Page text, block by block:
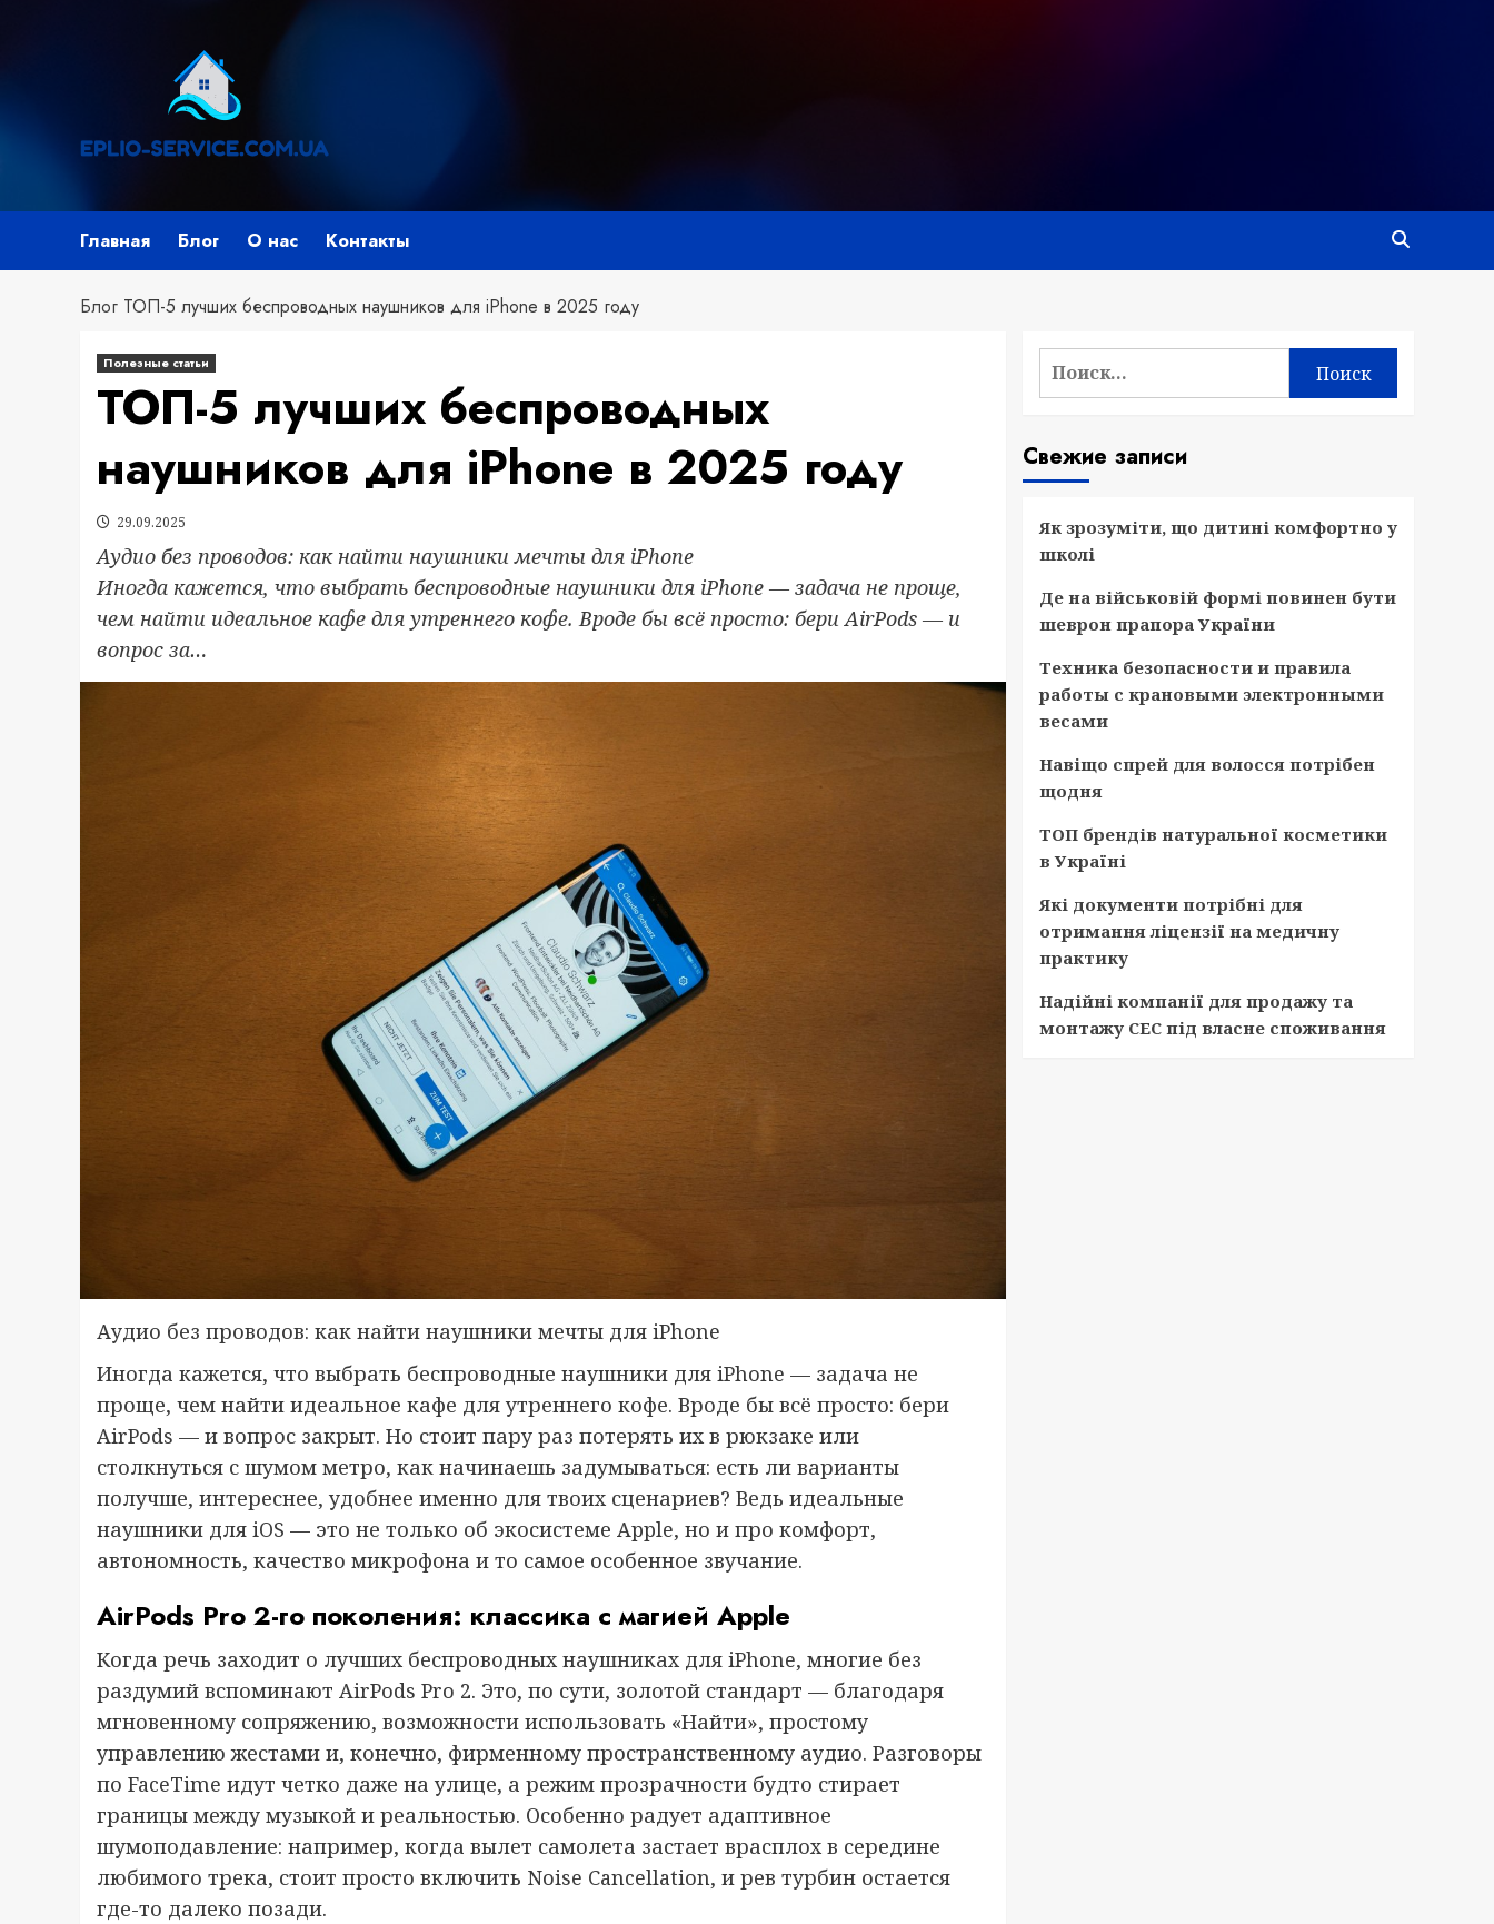
Главная Блог О нас Контакты
Блог ТОП-5 лучших беспроводных наушников для iPhone в 2025 году
Полезные статьи
ТОП-5 лучших беспроводных
наушников для iPhone в 2025 году
29.09.2025
Аудио без проводов: как найти наушники мечты для iPhone
Иногда кажется, что выбрать беспроводные наушники для iPhone — задача не проще,
чем найти идеальное кафе для утреннего кофе. Вроде бы всё просто: бери AirPods — и
вопрос за…
Аудио без проводов: как найти наушники мечты для iPhone
Иногда кажется, что выбрать беспроводные наушники для iPhone — задача не
проще, чем найти идеальное кафе для утреннего кофе. Вроде бы всё просто: бери
AirPods — и вопрос закрыт. Но стоит пару раз потерять их в рюкзаке или
столкнуться с шумом метро, как начинаешь задумываться: есть ли варианты
получше, интереснее, удобнее именно для твоих сценариев? Ведь идеальные
наушники для iOS — это не только об экосистеме Apple, но и про комфорт,
автономность, качество микрофона и то самое особенное звучание.
AirPods Pro 2-го поколения: классика с магией Apple
Когда речь заходит о лучших беспроводных наушниках для iPhone, многие без
раздумий вспоминают AirPods Pro 2. Это, по сути, золотой стандарт — благодаря
мгновенному сопряжению, возможности использовать «Найти», простому
управлению жестами и, конечно, фирменному пространственному аудио. Разговоры
по FaceTime идут четко даже на улице, а режим прозрачности будто стирает
границы между музыкой и реальностью. Особенно радует адаптивное
шумоподавление: например, когда вылет самолета застает врасплох в середине
любимого трека, стоит просто включить Noise Cancellation, и рев турбин остается
где-то далеко позади.
Найти:
Свежие записи
Як зрозуміти, що дитині комфортно у
школі
Де на військовій формі повинен бути
шеврон прапора України
Техника безопасности и правила
работы с крановыми электронными
весами
Навіщо спрей для волосся потрібен
щодня
ТОП брендів натуральної косметики
в Україні
Які документи потрібні для
отримання ліцензії на медичну
практику
Надійні компанії для продажу та
монтажу СЕС під власне споживання